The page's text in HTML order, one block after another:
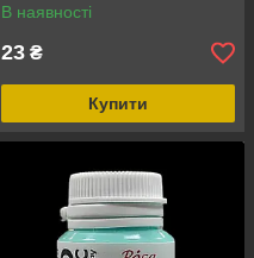
В наявності
23 ₴
Купити